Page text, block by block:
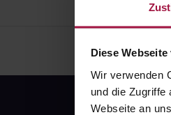
Diese
Wir verwenden
und die Zugriffe
Webseite an